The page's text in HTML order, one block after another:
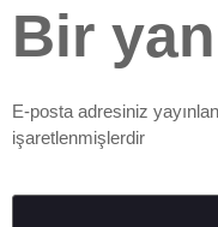
Bir
E-posta adresiniz
işaretlenmişlerdir